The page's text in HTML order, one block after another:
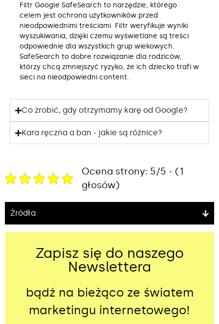
Filtr Google SafeSearch to narzędzie, którego
celem jest ochrona użytkowników przed
nieodpowiednimi treściami. Filtr weryfikuje wyniki
wyszukiwania, dzięki czemu wyświetlane są treści
odpowiednie dla wszystkich grup wiekowych.
SafeSearch to dobre rozwiązanie dla rodziców,
którzy chcą zmniejszyć ryzyko, że ich dziecko trafi w
sieci na nieodpowiedni content.
Co zrobić, gdy otrzymamy karę od Google?
Kara ręczna a ban - jakie są różnice?
Ocena strony: 5/5 - (1
głosów)
Źródła
Zapisz się do naszego
Newslettera
bądź na bieżąco ze światem
marketingu internetowego!